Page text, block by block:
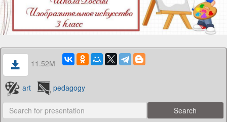
11.52M
art pedagogy